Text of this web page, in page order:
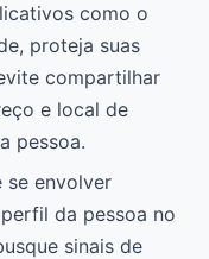
como o
proteja suas
compartilhar
e local de
pessoa.
se envolver
da pessoa no
sinais de